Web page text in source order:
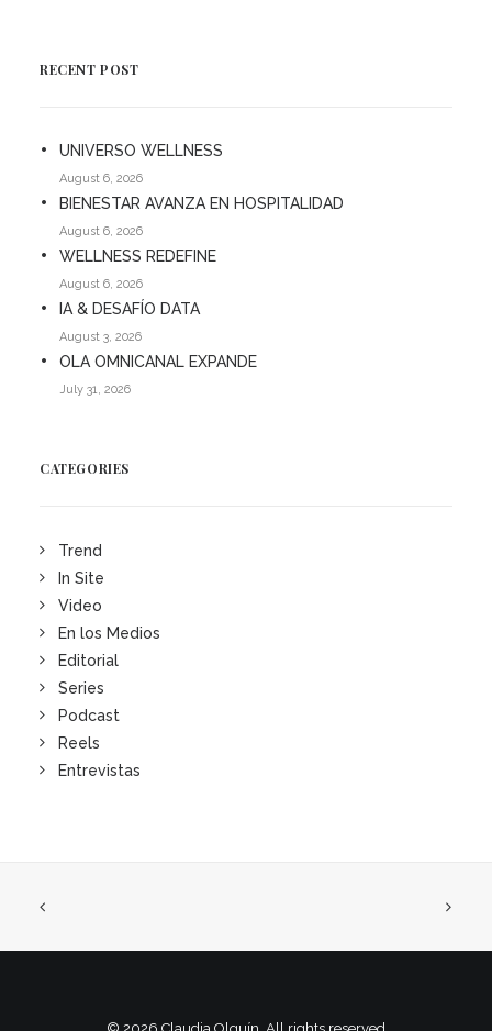
RECENT POST
UNIVERSO WELLNESS
August 6, 2026
BIENESTAR AVANZA EN HOSPITALIDAD
August 6, 2026
WELLNESS REDEFINE
August 6, 2026
IA & DESAFÍO DATA
August 3, 2026
OLA OMNICANAL EXPANDE
July 31, 2026
CATEGORIES
Trend
In Site
Video
En los Medios
Editorial
Series
Podcast
Reels
Entrevistas